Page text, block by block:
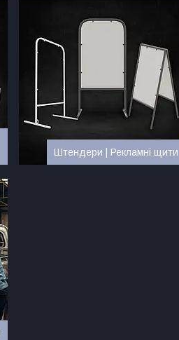
Штендери | Рекламні щити